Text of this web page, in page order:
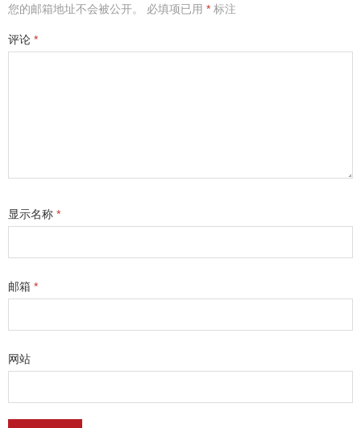
您的邮箱地址不会被公开。 必填项已用 * 标注
评论 *
显示名称 *
邮箱 *
网站